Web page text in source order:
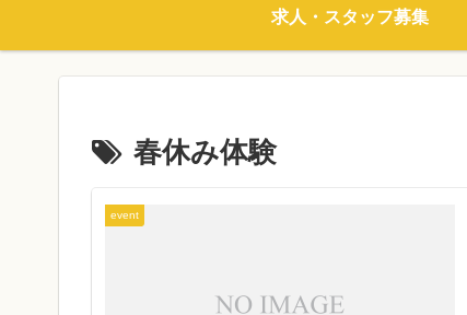
求人・スタッフ募集
春休み体験
event